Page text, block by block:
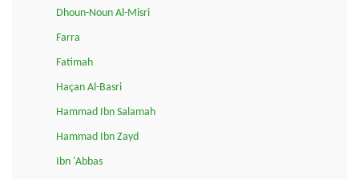
Dhoun-Noun Al-Misri
Farra
Fatimah
Haçan Al-Basri
Hammad Ibn Salamah
Hammad Ibn Zayd
Ibn 'Abbas